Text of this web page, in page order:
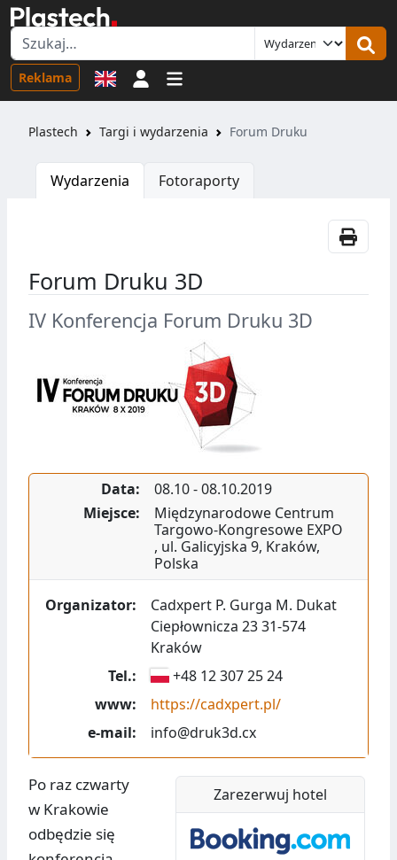
Reklama Logowanie
Plastech Targi i wydarzenia Forum Druku
Wydarzenia Fotoraporty
Forum Druku 3D
IV Konferencja Forum Druku 3D
Data: 08.10-08.10.2019
Miejsce:
Międzynarodowe Centrum
Targowo-Kongresowe EXPO
, ul. Galicyjska 9, Kraków,
Polska
Organizator:
Cadxpert P. Gurga M. Dukat
Ciepłownicza 23 31-574
Kraków
Tel.:
+48 12 307 25 24
www:
https://cadxpert.pl/
e-mail:
info@druk3d.cx
Zarezerwuj hotel
Po raz czwarty
w Krakowie
odbędzie się